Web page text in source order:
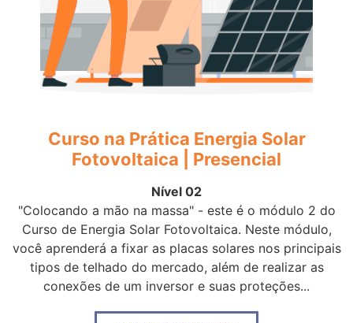
Curso na Prática Energia Solar
Fotovoltaica | Presencial
Nível 02
"Colocando a mão na massa" - este é o módulo 2 do
Curso de Energia Solar Fotovoltaica. Neste módulo,
você aprenderá a fixar as placas solares nos principais
tipos de telhado do mercado, além de realizar as
conexões de um inversor e suas proteções...